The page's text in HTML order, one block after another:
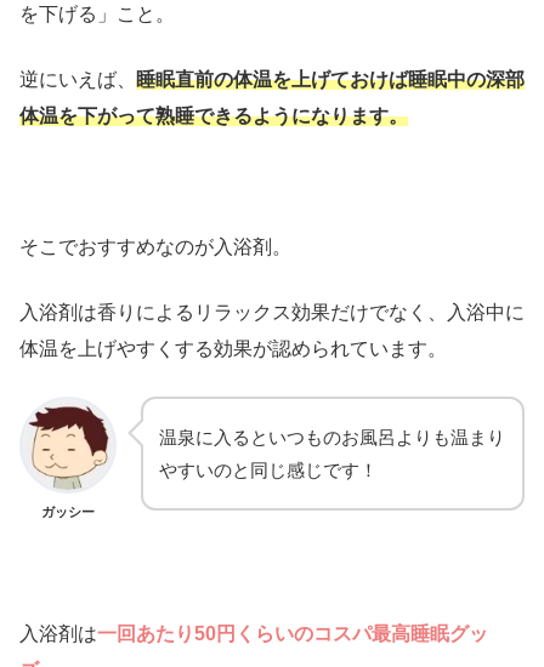
を下げる」こと。
逆にいえば、 睡眠直前の体温を上げておけば睡眠中の深部
体温を下がって熟睡できるようになります。
そこでおすすめなのが入浴剤。
入浴剤は香りによるリラックス効果だけでなく、入浴中に
体温を上げやすくする効果が認められています。
ガッシー
温泉に入るといつものお風呂よりも温まり
やすいのと同じ感じです！
入浴剤は一回あたり50円くらいのコスパ最高睡眠グッ